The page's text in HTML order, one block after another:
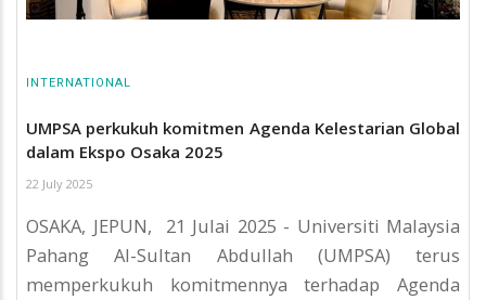
INTERNATIONAL
UMPSA perkukuh komitmen Agenda Kelestarian Global
dalam Ekspo Osaka 2025
22 July 2025
OSAKA, JEPUN, 21 Julai 2025 - Universiti Malaysia
Pahang Al-Sultan Abdullah (UMPSA) terus
memperkukuh komitmennya terhadap Agenda